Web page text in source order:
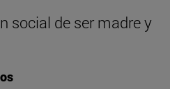
social de ser madre y